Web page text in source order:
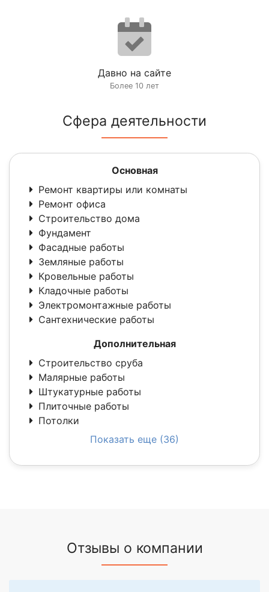
Давно на сайте
Более 10 лет
Сфера деятельности
Основная
Ремонт квартиры или комнаты
Ремонт офиса
Строительство дома
Фундамент
Фасадные работы
Земляные работы
Кровельные работы
Кладочные работы
Электромонтажные работы
Сантехнические работы
Дополнительная
Строительство сруба
Малярные работы
Штукатурные работы
Плиточные работы
Потолки
Показать еще (36)
Отзывы о компании